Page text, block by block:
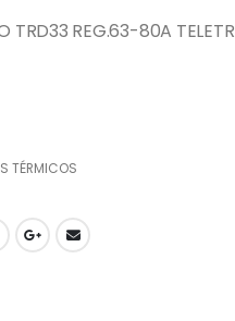
TRD33 REG.63-80A
TÉRMICOS